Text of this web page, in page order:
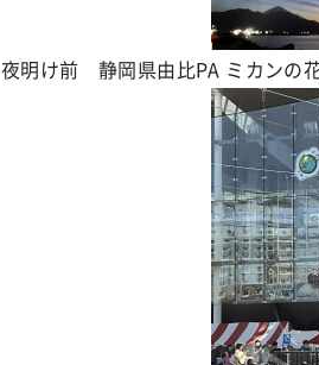
夜明け前 静岡県由比PA ミカンの